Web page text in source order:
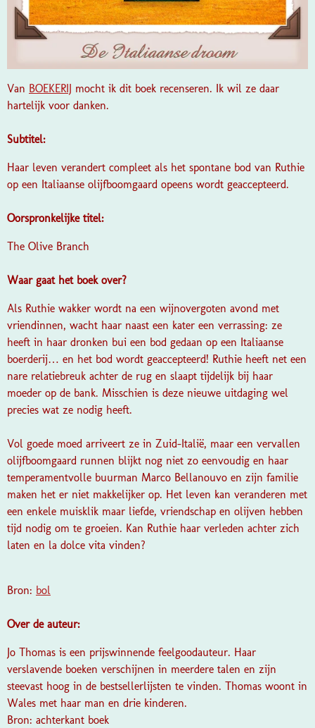
Van BOEKERIJ
mocht ik dit boek recenseren. Ik wil ze daar
hartelijk voor danken.
Subtitel:
Haar leven verandert compleet als het spontane bod van Ruthie
op een Italiaanse olijfboomgaard opeens wordt geaccepteerd.
Oorspronkelijke titel:
The Olive Branch
Waar gaat het boek over?
Als Ruthie wakker wordt na een wijnovergoten avond met
vriendinnen, wacht haar naast een kater een verrassing: ze
heeft in haar dronken bui een bod gedaan op een Italiaanse
boerderij… en het bod wordt geaccepteerd! Ruthie heeft net een
nare relatiebreuk achter de rug en slaapt tijdelijk bij haar
moeder op de bank. Misschien is deze nieuwe uitdaging wel
precies wat ze nodig heeft.
Vol goede moed arriveert ze in Zuid-Italië, maar een vervallen
olijfboomgaard runnen blijkt nog niet zo eenvoudig en haar
temperamentvolle buurman Marco Bellanouvo en zijn familie
maken het er niet makkelijker op. Het leven kan veranderen met
een enkele muisklik maar liefde, vriendschap en olijven hebben
tijd nodig om te groeien. Kan Ruthie haar verleden achter zich
laten en la dolce vita vinden?
Bron: bol
Over de auteur:
Jo Thomas is een prijswinnende feelgoodauteur. Haar
verslavende boeken verschijnen in meerdere talen en zijn
steevast hoog in de bestsellerlijsten te vinden. Thomas woont in
Wales met haar man en drie kinderen.
Bron: achterkant boek